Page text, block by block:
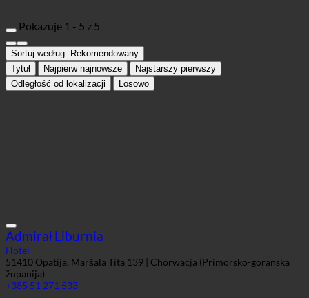
Pokazuje 1 - 5 z 5
Sortuj według:Rekomendowany
Tytuł
Najpierw najnowsze
Najstarszy pierwszy
Odległość od lokalizacji
Losowo
Admirał Liburnia
Hotel
51410 Opatija, Maršala Tita 139 | Chorwacja (Primorsko-goranska
županija)
+385 51 271 533